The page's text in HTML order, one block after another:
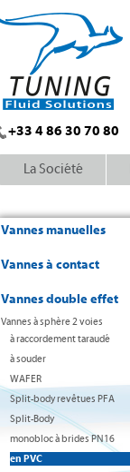
+33 4 86 30 70 80
La Société
Vannes manuelles
Vannes à contact
Vannes double effet
Vannes à sphère 2 voies
à raccordement taraudé
à souder
WAFER
Split-body revêtues PFA
Split-Body
monobloc à brides PN16
en PVC